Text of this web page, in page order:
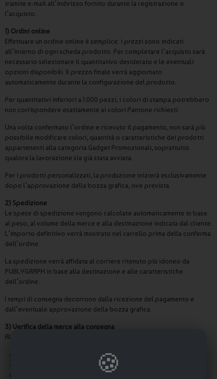
tramite e-mail all’indirizzo fornito durante la registrazione o
l’acquisto.
1) Ordini online
Effettuare un ordine online è semplice: i prezzi sono indicati
all’interno di ogni scheda prodotto. Per completare l’acquisto sarà
necessario selezionare il quantitativo desiderato e le eventuali
opzioni disponibili. Il prezzo finale verrà aggiornato
automaticamente durante la configurazione del prodotto.
Per quantitativi inferiori a 1.000 pezzi, i colori di stampa potrebbero
non corrispondere esattamente ai colori Pantone richiesti.
Una volta confermato l’ordine e ricevuto il pagamento, non sarà più
possibile modificare colori, quantità o caratteristiche dei prodotti
appartenenti alla categoria Gadget Promozionali, soprattutto
qualora la lavorazione sia già stata avviata.
Per i prodotti personalizzati, la produzione inizierà esclusivamente
dopo l’approvazione della bozza grafica, ove prevista.
2) Spedizione
Le spese di spedizione vengono calcolate automaticamente in base
al peso, al volume della merce e alla destinazione indicata dal cliente.
L’importo definitivo verrà mostrato nel carrello prima della conferma
dell’ordine.
La spedizione verrà affidata al corriere ritenuto più idoneo da
PUBLYGRAPH in base alla destinazione e alle caratteristiche
dell’ordine.
I tempi di consegna decorrono dalla ricezione del pagamento e
dall’eventuale approvazione della bozza grafica.
3) Verifica della merce alla consegna
Al momento della consegna il cliente è tenuto a verificare:
che il pacco sia integro, non danneggiato o bagnato;
che il numero dei colli consegnati corrisponda a quanto indicato
nel documento di trasporto.
🍪